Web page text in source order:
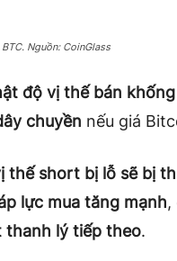
Nguồn: CoinGlass
độ vị thế bán
chuyền nếu giá
thế short bị lỗ sẽ bị
lực mua tăng mạnh,
thanh lý tiếp theo.